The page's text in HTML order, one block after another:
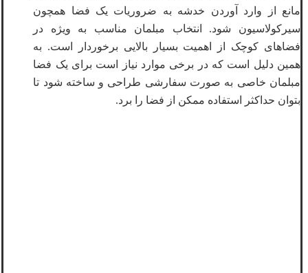
مانع از وارد آوردن خدشه به ضروریات یک فضا همچون
سیرکولاسیون شود. انتخاب مبلمان مناسب به ویژه در
فضاهای کوچک از اهمیت بسیار بالایی برخوردار است. به
همین دلیل است که در برخی موارد نیاز است برای یک فضا
مبلمان خاصی به صورت سفارشی طراحی و ساخته شود تا
بتوان حداکثر استفاده ممکن از فضا را برد.